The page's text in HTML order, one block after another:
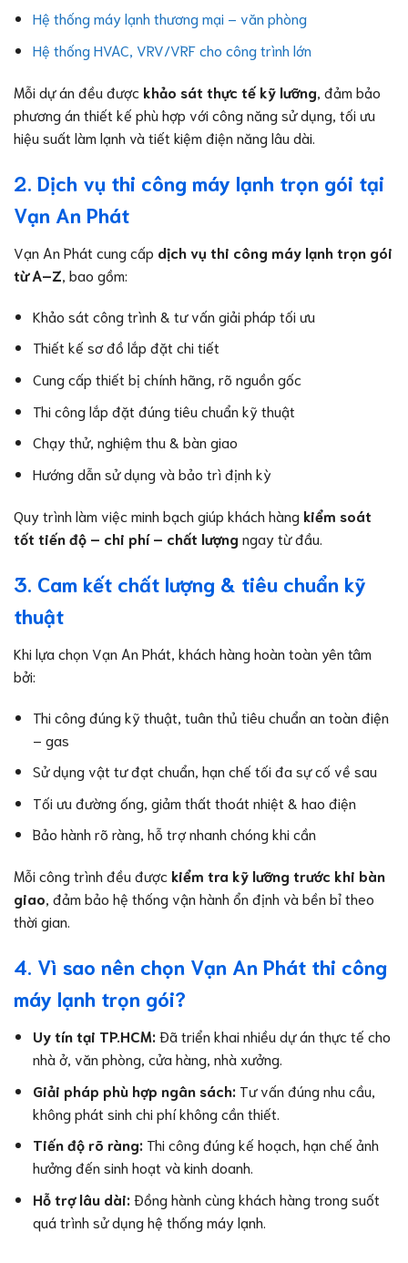
Hệ thống máy lạnh thương mại – văn phòng
Hệ thống HVAC, VRV/VRF cho công trình lớn
Mỗi dự án đều được khảo sát thực tế kỹ lưỡng , đảm bảo
phương án thiết kế phù hợp với công năng sử dụng, tối ưu
hiệu suất làm lạnh và tiết kiệm điện năng lâu dài.
2. Dịch vụ thi công máy lạnh trọn gói tại
Vạn An Phát
Vạn An Phát cung cấp dịch vụ thi công máy lạnh trọn gói
từ A–Z , bao gồm:
Khảo sát công trình & tư vấn giải pháp tối ưu
Thiết kế sơ đồ lắp đặt chi tiết
Cung cấp thiết bị chính hãng, rõ nguồn gốc
Thi công lắp đặt đúng tiêu chuẩn kỹ thuật
Chạy thử, nghiệm thu & bàn giao
Hướng dẫn sử dụng và bảo trì định kỳ
Quy trình làm việc minh bạch giúp khách hàng kiểm soát
tốt tiến độ – chi phí – chất lượngngay từ đầu.
3. Cam kết chất lượng & tiêu chuẩn kỹ
thuật
Khi lựa chọn Vạn An Phát, khách hàng hoàn toàn yên tâm
bởi:
Thi công đúng kỹ thuật, tuân thủ tiêu chuẩn an toàn điện
– gas
Sử dụng vật tư đạt chuẩn, hạn chế tối đa sự cố về sau
Tối ưu đường ống, giảm thất thoát nhiệt & hao điện
Bảo hành rõ ràng, hỗ trợ nhanh chóng khi cần
Mỗi công trình đều được kiểm tra kỹ lưỡng trước khi bàn
giao , đảm bảo hệ thống vận hành ổn định và bền bỉ theo
thời gian.
4. Vì sao nên chọn Vạn An Phát thi công
máy lạnh trọn gói?
Uy tín tại TP.HCM: Đã triển khai nhiều dự án thực tế cho
nhà ở, văn phòng, cửa hàng, nhà xưởng.
Giải pháp phù hợp ngân sách: Tư vấn đúng nhu cầu,
không phát sinh chi phí không cần thiết.
Tiến độ rõ ràng: Thi công đúng kế hoạch, hạn chế ảnh
hưởng đến sinh hoạt và kinh doanh.
Hỗ trợ lâu dài: Đồng hành cùng khách hàng trong suốt
quá trình sử dụng hệ thống máy lạnh.